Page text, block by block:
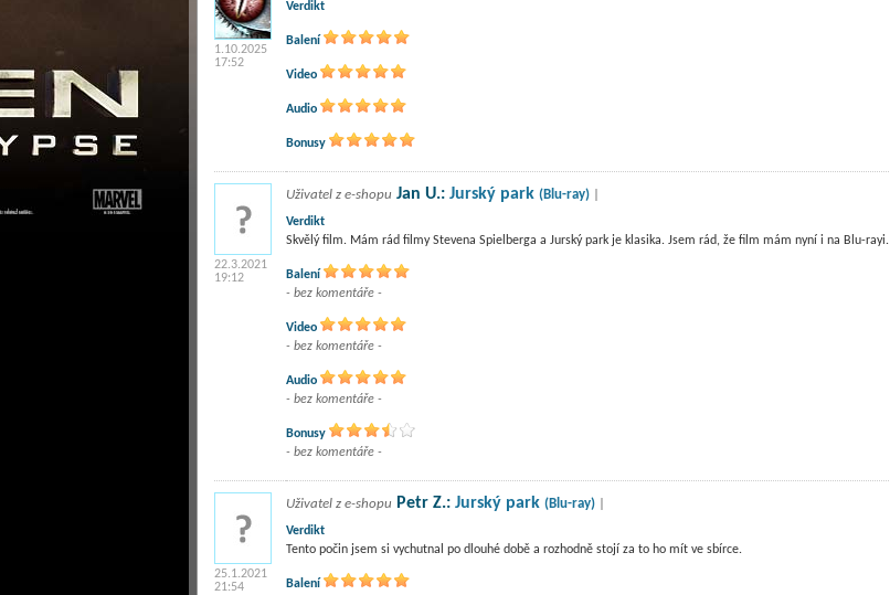
1.10.2025
17:52
Verdikt
Balení
Video
Audio
Bonusy
22.3.2021
19:12
Uživatel z e-shopu Jan U.: Jurský park (Blu-ray)|
Verdikt
Skvělý film. Mám rád filmy Stevena Spielberga a Jurský park je klasika. Jsem rád, že film mám nyní i na Blu-rayi.
Balení
- bez komentáře -
Video
- bez komentáře -
Audio
- bez komentáře -
Bonusy
- bez komentáře -
25.1.2021
21:54
Uživatel z e-shopu Petr Z.: Jurský park (Blu-ray)|
Verdikt
Tento počin jsem si vychutnal po dlouhé době a rozhodně stojí za to ho mít ve sbírce.
Balení